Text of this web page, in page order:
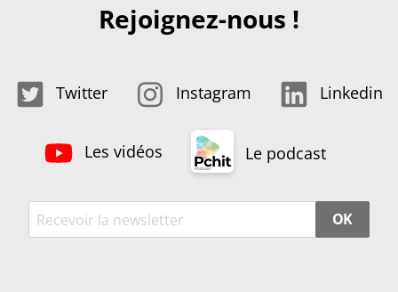
Rejoignez-nous !
Twitter Instagram Linkedin
Les vidéos Le podcast
OK